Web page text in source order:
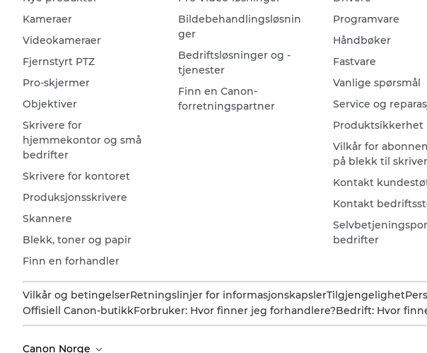
Kameraer
Videokameraer
Fjernstyrt PTZ
Pro-skjermer
Objektiver
Skrivere for
hjemmekontor og små
bedrifter
Skrivere for kontoret
Produksjonsskrivere
Skannere
Blekk, toner og papir
Finn en forhandler
Bildebehandlingsløsnin
ger
Bedriftsløsninger og -
tjenester
Finn en Canon-
forretningspartner
Programvare
Håndbøker
Fastvare
Vanlige spørsmål
Service og
Produktsikkerhet
Vilkår for
på blekk til
Kontakt
Kontakt
bedrifter
Vilkår og betingelserRetningslinjer for informasjonskapslerTilgjengelighet
Offisiell Canon-butikkForbruker: Hvor finner jeg forhandlere?Bedrift: Hvor
Canon Norge